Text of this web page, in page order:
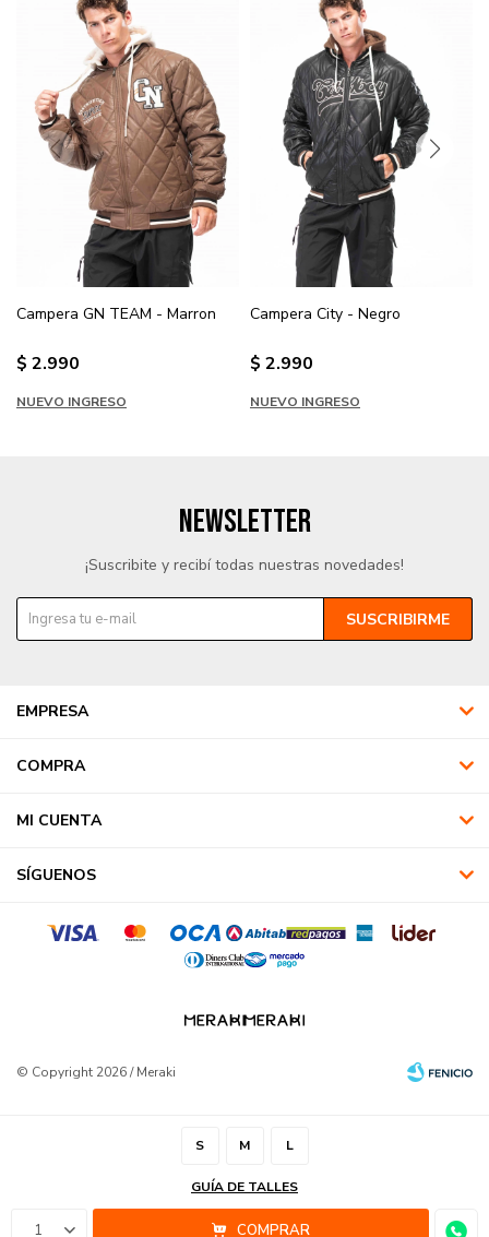
S M L
GUÍA DE TALLES
1 COMPRAR
Campera GN TEAM - Marron
$ 2.990
NUEVO INGRESO
Campera City - Negro
$ 2.990
NUEVO INGRESO
EMPRESA
COMPRA
MI CUENTA
SÍGUENOS
NEWSLETTER
¡Suscribite y recibí todas nuestras novedades!
SUSCRIBIRME
© Copyright 2026 / Meraki
Fenicio